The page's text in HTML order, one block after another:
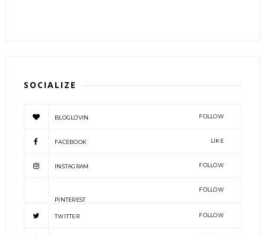
SOCIALIZE
BLOGLOVIN FOLLOW
FACEBOOK LIKE
INSTAGRAM FOLLOW
PINTEREST
FOLLOW
TWITTER FOLLOW